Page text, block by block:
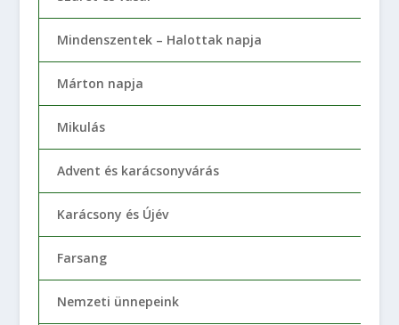
Mindenszentek – Halottak napja
Márton napja
Mikulás
Advent és karácsonyvárás
Karácsony és Újév
Farsang
Nemzeti ünnepeink